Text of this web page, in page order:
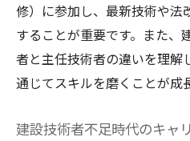
修）に参加し、最新技術や法
することが重要です。また、
者と主任技術者の違いを理解
通じてスキルを磨くことが成
建設技術者不足時代のキャ